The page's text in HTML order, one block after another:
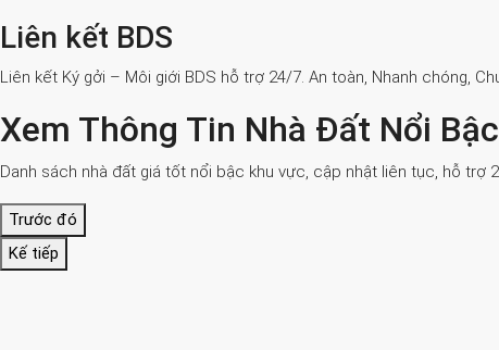
Liên kết BDS
Liên kết Ký gởi – Môi giới BDS hỗ trợ 24/7. An toàn, Nhanh chóng,
Xem Thông Tin Nhà Đất Nổi Bậc
Danh sách nhà đất giá tốt nổi bậc khu vực, cập nhật liên tục, hỗ trợ
Trước đó
Kế tiếp